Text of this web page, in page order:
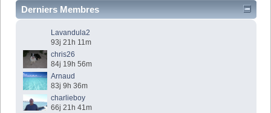
Derniers Membres
Lavandula2
93j 21h 11m
chris26
84j 19h 56m
Arnaud
83j 9h 36m
charlieboy
66j 21h 41m